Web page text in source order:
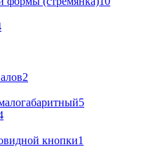
2
5
кнопки1